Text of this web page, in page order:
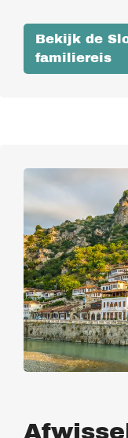
Bekijk de
familiereis